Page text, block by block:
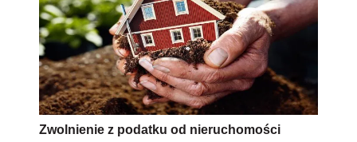
Zwolnienie z podatku od nieruchomości